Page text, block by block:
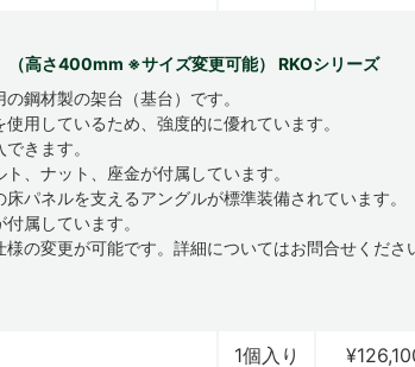
（高さ400mm ※サイズ変更可能） RKOシリーズ
鋼材製の架台（基台）です。
用しているため、強度的に優れています。
きます。
、ナット、座金が付属しています。
パネルを支えるアングルが標準装備されています。
属しています。
の変更が可能です。詳細についてはお問合せくださ
1個入り